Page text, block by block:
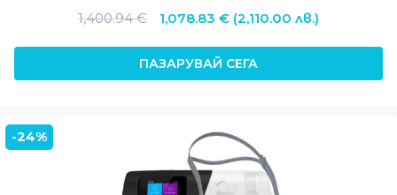
1,400.94€
Original
was:
1,400.94 €.
1,078.83 €Текущата
е:
1,078.83 €.
(2,110.00 лв.)
ПАЗАРУВАЙ СЕГА
-24%